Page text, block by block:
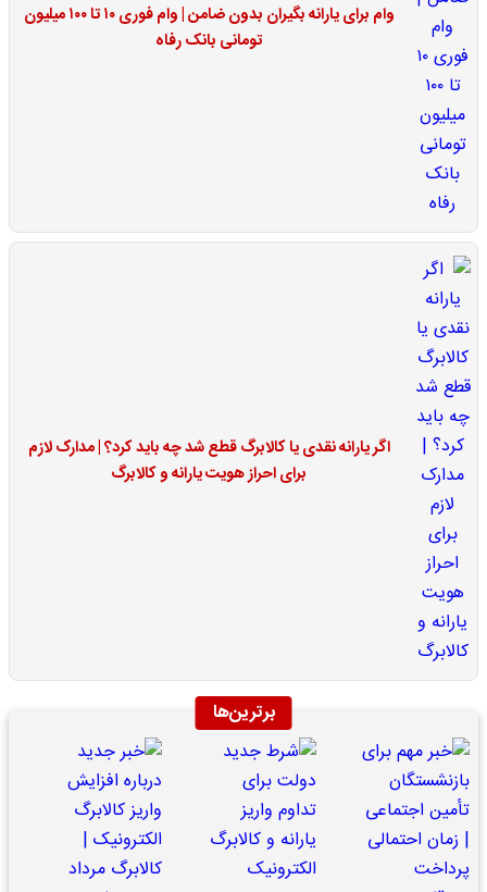
وام برای یارانه بگیران بدون ضامن | وام فوری ۱۰ تا ۱۰۰ میلیون
تومانی بانک رفاه
اگر یارانه نقدی یا کالابرگ قطع شد چه باید کرد؟ | مدارک لازم
برای احراز هویت یارانه و کالابرگ
برترین‌ها